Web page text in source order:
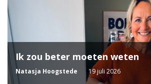
Ik zou beter moeten weten
Natasja Hoogstede 19 juli 2026